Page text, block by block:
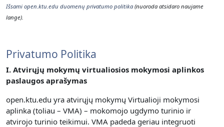
Išsami open.ktu.edu duomenų privatumo politika (nuoroda atsidaro naujame
lange).
Privatumo Politika
I. Atvirųjų mokymų virtualiosios mokymosi aplinkos
paslaugos aprašymas
open.ktu.edu yra atvirųjų mokymų Virtualioji mokymosi
aplinka (toliau – VMA) – mokomojo ugdymo turinio ir
atvirojo turinio teikimui. VMA padeda geriau integruoti